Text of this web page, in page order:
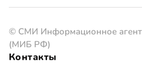
© СМИ Информационное
(МИБ РФ)
Контакты